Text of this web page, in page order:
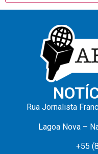
Rua Jornalista
Lagoa Nova –
+55